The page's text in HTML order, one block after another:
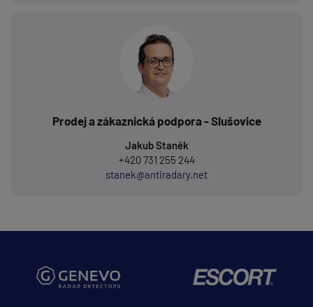
Prodej a zákaznická podpora - Slušovice
Jakub Staněk
+420 731 255 244
stanek@antiradary.net